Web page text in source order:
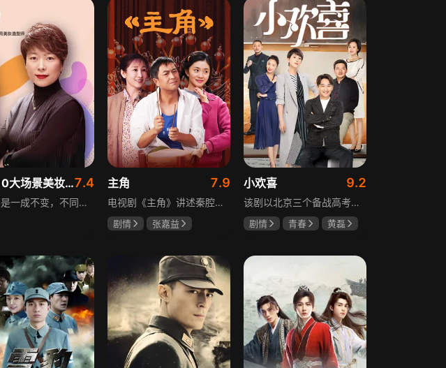
生活10大场景美妆秘籍7.4
人生不是一成不变，不同的场合不同的角色，适宜的妆容造型往往能帮助人们建立自信、破冰社交，开启一个良好开端，做到事半功倍。姜月辉老师亲自打造的《10大生活场景角色妆容课程》，将针对不同的生活场景和角色需求，教授相应的妆容造型技巧，让学员轻松驾驭每个人生角色，打造出适合自己的妆容，提升个人形象和气质。
主角 7.9
电视剧《主角》讲述秦腔名伶忆秦娥阴差阳错被舅舅胡三元带入剧团，历经近半个世纪兴衰起伏，从牧羊女成长为一代秦腔名伶的故事，剧集以秦腔发展为脉络映射大历史起落，反映中国社会四十年变迁中普通人的情感生活与命运，展现传统艺术传承与时代变迁的交织。
剧情
张嘉益
小欢喜 9.2
该剧以北京三个备战高考的家庭为核心，讲述童文洁与方一凡、宋倩与乔英子、季胜利与季杨杨这几组亲子，在升学压力下，围绕成绩、陪伴、沟通等问题产生的矛盾与磨合，展现了中年家长与青春期孩子共同成长的温馨故事。
剧情 青春
黄磊